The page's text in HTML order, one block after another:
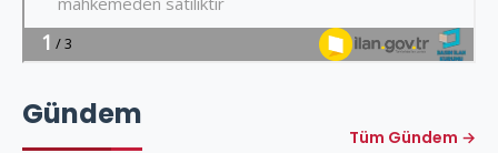
Gündem
Tüm Gündem →